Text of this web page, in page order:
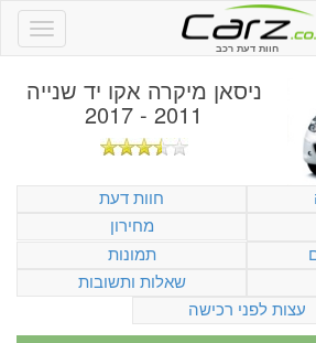
חוות דעת רכב
ניסאן מיקרה אקו יד שנייה
2011 - 2017
חוות דעת
מחירון
תמונות
שאלות ותשובות
עצות לפני רכישה